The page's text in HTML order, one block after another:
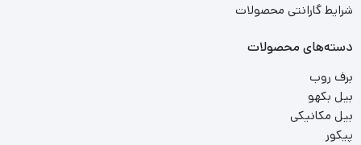
شرایط گارانتی محصولات
دسته‌های محصولات
برف روب
بیل بکهو
بیل مکانیکی
پیکور